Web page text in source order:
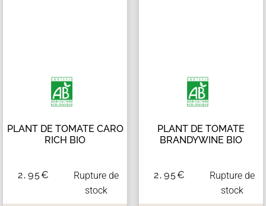
PLANT DE TOMATE CARO
RICH BIO
2,95€
Rupture de
stock
PLANT DE TOMATE
BRANDYWINE BIO
2,95€
Rupture de
stock